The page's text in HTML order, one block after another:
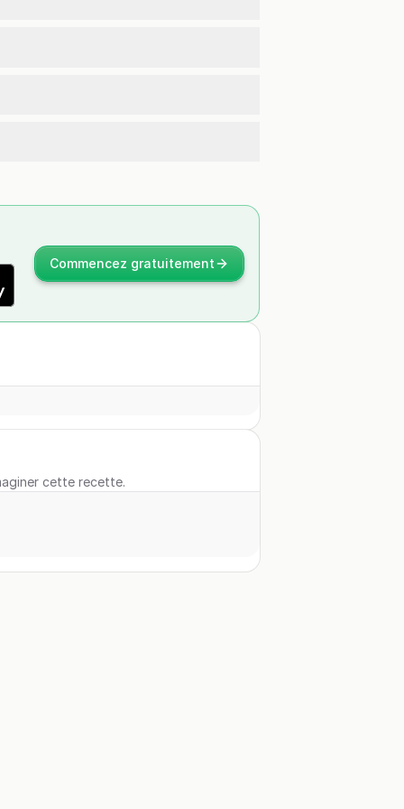
Commencez gratuitement
cette recette.